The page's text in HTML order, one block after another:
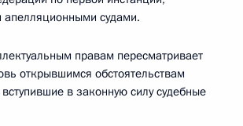
судами.
правам пересматривает
открывшимся обстоятельствам
в законную силу судебные